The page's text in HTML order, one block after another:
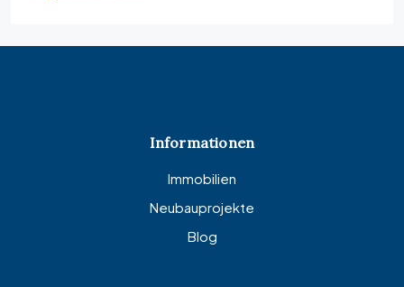
Informationen
Immobilien
Neubauprojekte
Blog